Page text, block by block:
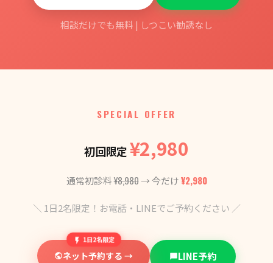
相談だけでも無料 | しつこい勧誘なし
SPECIAL OFFER
初回限定¥2,980
通常初診料¥8,980→ 今だけ¥2,980
＼ 1日2名限定！お電話・LINEでご予約ください ／
1日2名限定
ネット予約する → LINE予約